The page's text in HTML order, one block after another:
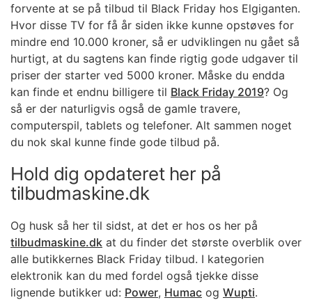
forvente at se på tilbud til Black Friday hos Elgiganten.
Hvor disse TV for få år siden ikke kunne opstøves for
mindre end 10.000 kroner, så er udviklingen nu gået så
hurtigt, at du sagtens kan finde rigtig gode udgaver til
priser der starter ved 5000 kroner. Måske du endda
kan finde et endnu billigere til Black Friday 2019? Og
så er der naturligvis også de gamle travere,
computerspil, tablets og telefoner. Alt sammen noget
du nok skal kunne finde gode tilbud på.
Hold dig opdateret her på
tilbudmaskine.dk
Og husk så her til sidst, at det er hos os her på
tilbudmaskine.dk at du finder det største overblik over
alle butikkernes Black Friday tilbud. I kategorien
elektronik kan du med fordel også tjekke disse
lignende butikker ud: Power, Humac og Wupti.